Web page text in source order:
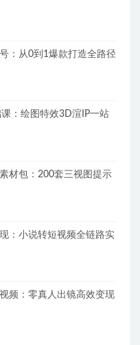
：从0到1爆款打造全路径
课：绘图特效3D渲IP一站
材包：200套三视图提示
：小说转短视频全链路实
频：零真人出镜高效变现